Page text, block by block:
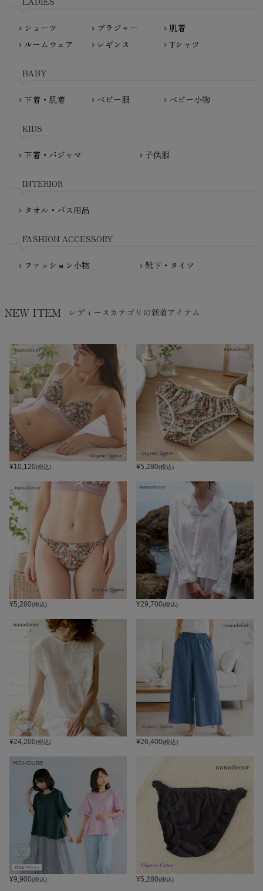
nanadecor（ナナデェコール）
PeopleTree（ピープルツリー）
PRISTINE（プリスティン）
fromF（フロムエフ）
Madame MO（マダムモー）
maggies（マギーズ）
MATONA（マトナ）
mini rodini（ミニロディーニ）
My Little Cozmo（マイリトルコズモ）
NewNative（ニューネイティブ）
chevron_right ショーツ chevron_right ブラジャー chevron_right 肌着
chevron_right ルームウェア chevron_right レギンス chevron_rightTシャツ
BABY
chevron_right 下着・肌着 chevron_right ベビー服 chevron_right ベビー小物
KIDS
chevron_right 下着・パジャマ chevron_right 子供服
INTERIOR
chevron_right タオル・バス用品
FASHION ACCESSORY
chevron_right ファッション小物 chevron_right 靴下・タイツ
NEW ITEM レディースカテゴリの新着アイテム
¥10,120(税込) ¥5,280(税込)
¥5,280(税込) ¥29,700(税込)
¥24,200(税込) ¥26,400(税込)
¥9,900(税込) ¥5,280(税込)